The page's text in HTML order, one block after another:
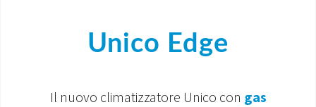
Unico Edge
Il nuovo climatizzatore Unico con gas